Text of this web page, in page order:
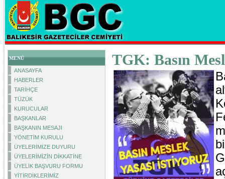
MENÜ
ANASAYFA
HABERLER
TARİHÇE
TÜZÜK
KURUCULAR
BAŞKANLAR
BAŞKANIN MESAJI
YÖNETİM KURULU
ÜYELERİMİZE DUYURU
ÜYELERİMİZİN DİKKATİNE
ÜYELİK BAŞVURU FORMU
YİTİRDİKLERİMİZ
TGK: Basın